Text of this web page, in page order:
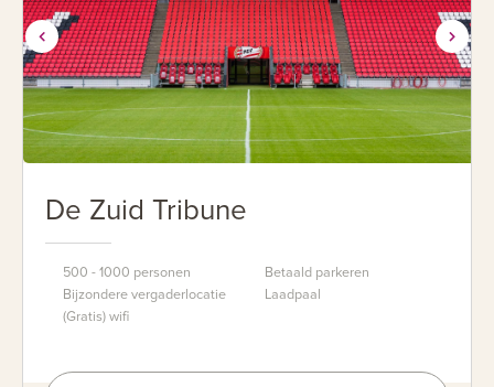
De Zuid Tribune
500 - 1000 personen
Bijzondere vergaderlocatie
(Gratis) wifi
Betaald parkeren
Laadpaal